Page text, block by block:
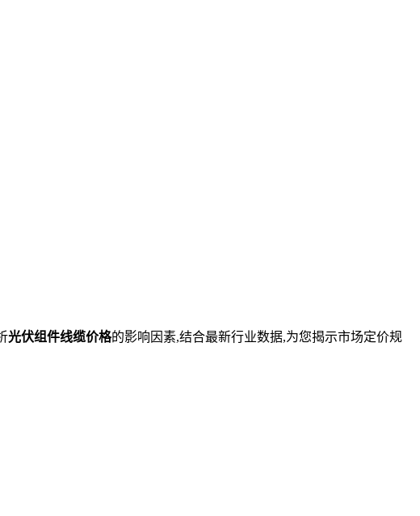
光伏组件线缆价格的影响因素,结合最新行业数据,为您揭示市场定价规